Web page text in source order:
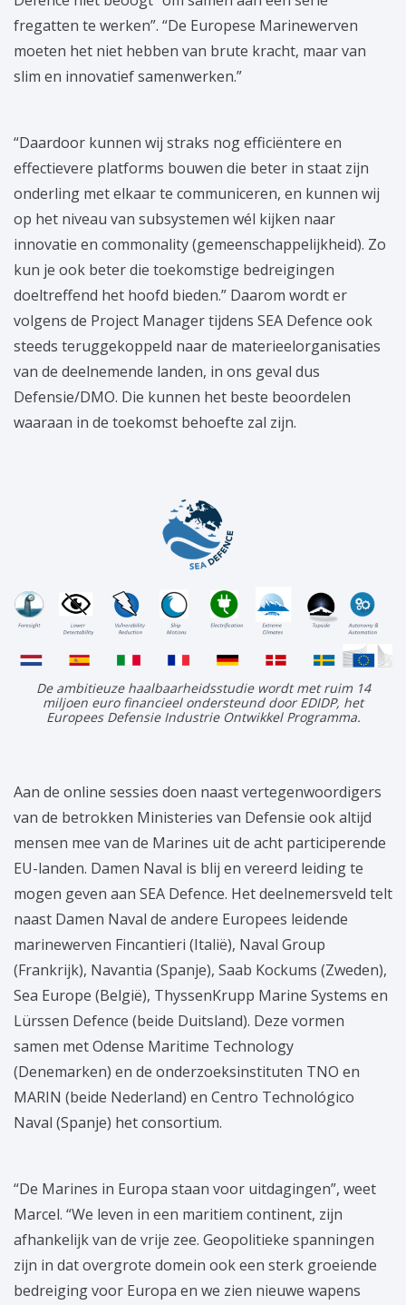
fregatten te werken”. “De Europese Marinewerven
moeten het niet hebben van brute kracht, maar van
slim en innovatief samenwerken.”
“Daardoor kunnen wij straks nog efficiëntere en
effectievere platforms bouwen die beter in staat zijn
onderling met elkaar te communiceren, en kunnen wij
op het niveau van subsystemen wél kijken naar
innovatie en commonality (gemeenschappelijkheid). Zo
kun je ook beter die toekomstige bedreigingen
doeltreffend het hoofd bieden.” Daarom wordt er
volgens de Project Manager tijdens SEA Defence ook
steeds teruggekoppeld naar de materieelorganisaties
van de deelnemende landen, in ons geval dus
Defensie/DMO. Die kunnen het beste beoordelen
waaraan in de toekomst behoefte zal zijn.
De ambitieuze haalbaarheidsstudie wordt met ruim 14
miljoen euro financieel ondersteund door EDIDP, het
Europees Defensie Industrie Ontwikkel Programma.
Aan de online sessies doen naast vertegenwoordigers
van de betrokken Ministeries van Defensie ook altijd
mensen mee van de Marines uit de acht participerende
EU-landen. Damen Naval is blij en vereerd leiding te
mogen geven aan SEA Defence. Het deelnemersveld telt
naast Damen Naval de andere Europees leidende
marinewerven Fincantieri (Italië), Naval Group
(Frankrijk), Navantia (Spanje), Saab Kockums (Zweden),
Sea Europe (België), ThyssenKrupp Marine Systems en
Lürssen Defence (beide Duitsland). Deze vormen
samen met Odense Maritime Technology
(Denemarken) en de onderzoeksinstituten TNO en
MARIN (beide Nederland) en Centro Technológico
Naval (Spanje) het consortium.
“De Marines in Europa staan voor uitdagingen”, weet
Marcel. “We leven in een maritiem continent, zijn
afhankelijk van de vrije zee. Geopolitieke spanningen
zijn in dat overgrote domein ook een sterk groeiende
bedreiging voor Europa en we zien nieuwe wapens